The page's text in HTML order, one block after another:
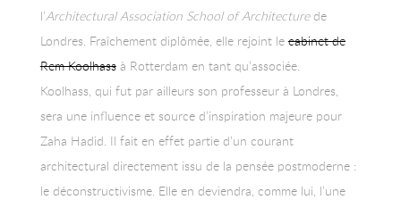
l’Architectural Association School of Architecture de
Londres. Fraîchement diplômée, elle rejoint lecabinet de
Rem Koolhassà Rotterdam en tant qu’associée.
Koolhass, qui fut par ailleurs son professeur à Londres,
sera une influence et source d’inspiration majeure pour
Zaha Hadid. Il fait en effet partie d’un courant
architectural directement issu de la pensée postmoderne :
le déconstructivisme. Elle en deviendra, comme lui, l’une